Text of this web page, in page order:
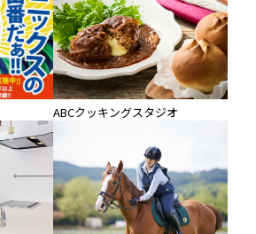
ABCクッキングスタジオ